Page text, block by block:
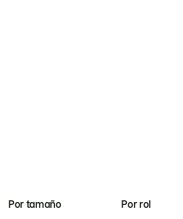
Por tamaño Por rol